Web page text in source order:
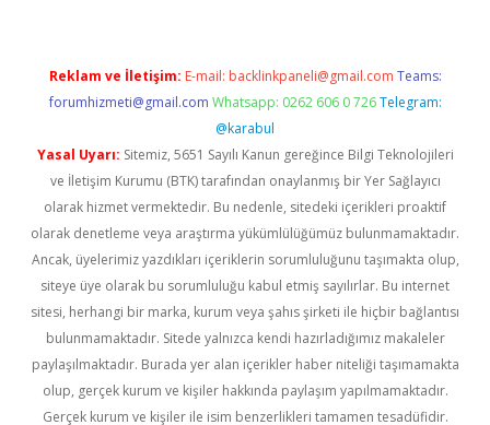
Reklam ve İletişim: E-mail: backlinkpaneli@gmail.com Teams:
forumhizmeti@gmail.com Whatsapp: 0262 606 0 726 Telegram:
@karabul
Yasal Uyarı: Sitemiz, 5651 Sayılı Kanun gereğince Bilgi Teknolojileri
ve İletişim Kurumu (BTK) tarafından onaylanmış bir Yer Sağlayıcı
olarak hizmet vermektedir. Bu nedenle, sitedeki içerikleri proaktif
olarak denetleme veya araştırma yükümlülüğümüz bulunmamaktadır.
Ancak, üyelerimiz yazdıkları içeriklerin sorumluluğunu taşımakta olup,
siteye üye olarak bu sorumluluğu kabul etmiş sayılırlar. Bu internet
sitesi, herhangi bir marka, kurum veya şahıs şirketi ile hiçbir bağlantısı
bulunmamaktadır. Sitede yalnızca kendi hazırladığımız makaleler
paylaşılmaktadır. Burada yer alan içerikler haber niteliği taşımamakta
olup, gerçek kurum ve kişiler hakkında paylaşım yapılmamaktadır.
Gerçek kurum ve kişiler ile isim benzerlikleri tamamen tesadüfidir.